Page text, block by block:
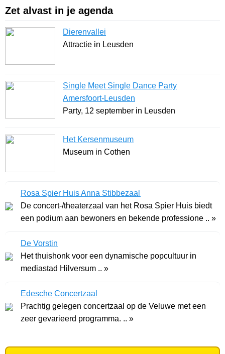
Zet alvast in je agenda
Dierenvallei
Attractie in Leusden
Single Meet Single Dance Party
Amersfoort-Leusden
Party, 12 september in Leusden
Het Kersenmuseum
Museum in Cothen
Rosa Spier Huis Anna Stibbezaal
De concert-/theaterzaal van het Rosa Spier Huis biedt
een podium aan bewoners en bekende professione .. »
De Vorstin
Het thuishonk voor een dynamische popcultuur in
mediastad Hilversum .. »
Edesche Concertzaal
Prachtig gelegen concertzaal op de Veluwe met een
zeer gevarieerd programma. .. »